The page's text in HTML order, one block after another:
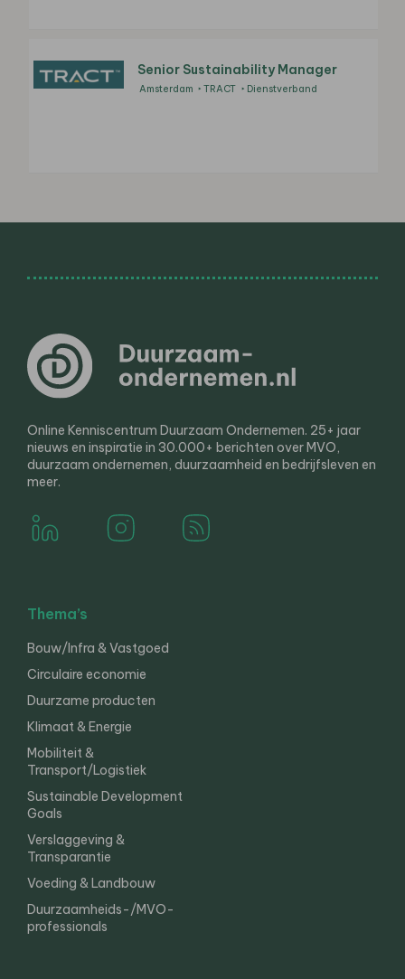
Senior Sustainability Manager
Amsterdam TRACT Dienstverband
Online Kenniscentrum Duurzaam Ondernemen. 25+ jaar
nieuws en inspiratie in 30.000+ berichten over MVO,
duurzaam ondernemen, duurzaamheid en bedrijfsleven en
meer.
Thema’s
Bouw/Infra & Vastgoed
Circulaire economie
Duurzame producten
Klimaat & Energie
Mobiliteit &
Transport/Logistiek
Sustainable Development
Goals
Verslaggeving &
Transparantie
Voeding & Landbouw
Duurzaamheids-/MVO-
professionals